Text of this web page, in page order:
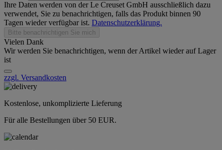
Ihre Daten werden von der Le Creuset GmbH ausschließlich dazu
verwendet, Sie zu benachrichtigen, falls das Produkt binnen 90
Tagen wieder verfügbar ist. Datenschutzerklärung.
Bitte benachrichtigen Sie mich
Vielen Dank
Wir werden Sie benachrichtigen, wenn der Artikel wieder auf Lager
ist
zzgl. Versandkosten
Kostenlose, unkomplizierte Lieferung
Für alle Bestellungen über 50 EUR.